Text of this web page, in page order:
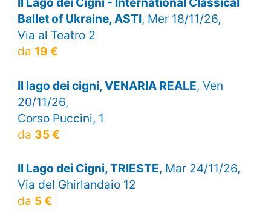
Ballet of Ukraine, ASTI, Mer 18/11/26,
Via al Teatro 2
da 19 €
Il lago dei cigni, VENARIA REALE, Ven
20/11/26,
Corso Puccini, 1
da 35 €
Il Lago dei Cigni, TRIESTE, Mar 24/11/26,
Via del Ghirlandaio 12
da 5 €